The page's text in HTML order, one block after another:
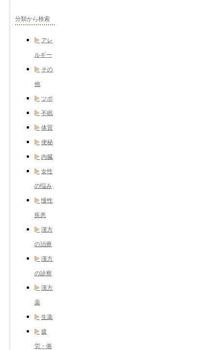
分類から検索
アレ
ルギー
その
他
ツボ
不眠
体質
便秘
内臓
女性
の悩み
慢性
疾患
漢方
の治療
漢方
の診察
漢方
薬
生薬
疲
労・倦